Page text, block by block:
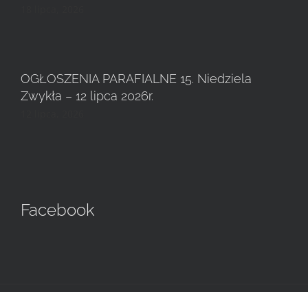
OGŁOSZENIA PARAFIALNE 15. Niedziela
Zwykła – 12 lipca 2026r.
Facebook